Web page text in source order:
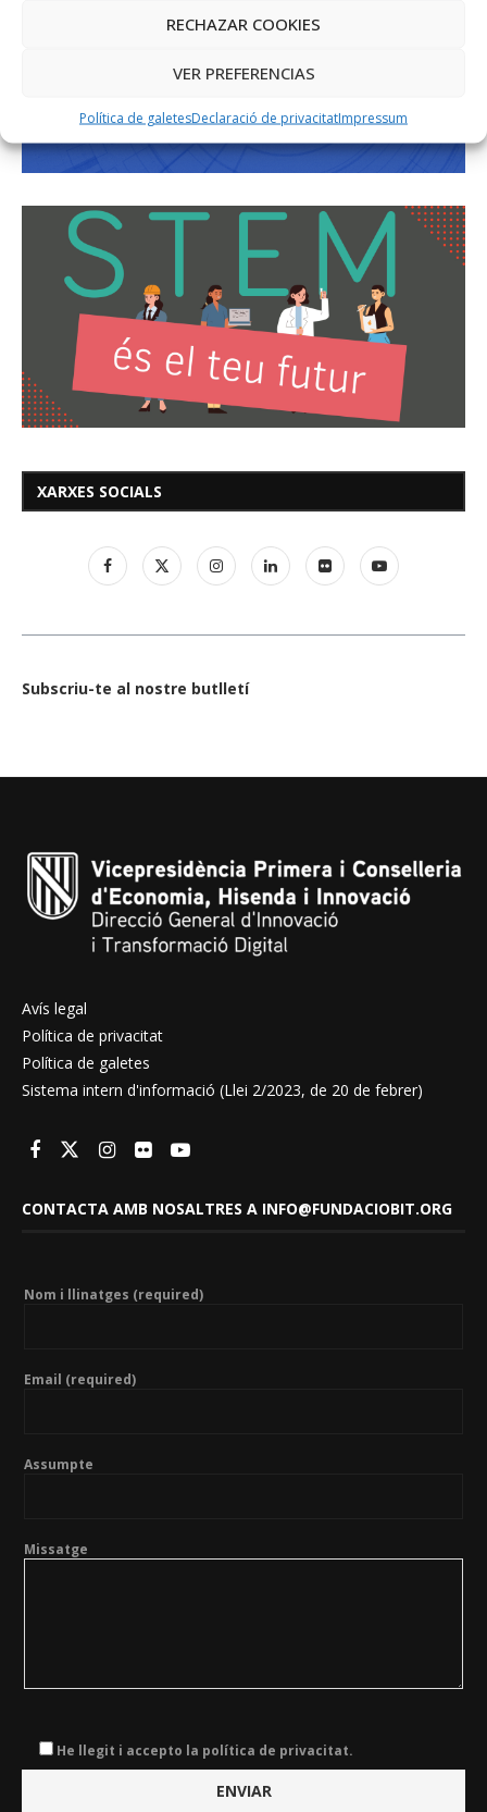
RECHAZAR COOKIES
VER PREFERENCIAS
Política de galetesDeclaració de privacitatImpressum
XARXES SOCIALS
Subscriu-te al nostre butlletí
Avís legal
Política de privacitat
Política de galetes
Sistema intern d'informació (Llei 2/2023, de 20 de febrer)
CONTACTA AMB NOSALTRES A INFO@FUNDACIOBIT.ORG
Nom i llinatges (required)
Email (required)
Assumpte
Missatge
He llegit i accepto la política de privacitat.